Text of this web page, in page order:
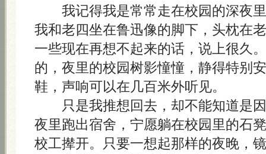
我记得我是常常走在校园的深夜里
我和老四坐在鲁迅像的脚下，头枕在
一些现在再想不起来的话，说上很久
的，夜里的校园树影憧憧，静得特别
鞋，声响可以在几百米外听见。
只是我推想回去，却不能知道是因
夜里跑出宿舍，宁愿躺在校园里的石
校工撵开。只要一想起那样的夜晚，